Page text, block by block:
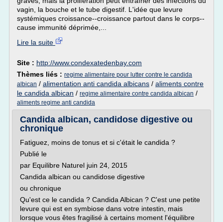
vagin, la bouche et le tube digestif. L'idée que levure
systémiques croissance--croissance partout dans le corps--
cause immunité déprimée,...
Lire la suite
Site : http://www.condexatedenbay.com
Thèmes liés : regime alimentaire pour lutter contre le candida
albican / alimentation anti candida albicans / aliments contre
le candida albican / regime alimentaire contre candida albican /
aliments regime anti candida
Candida albican, candidose digestive ou
chronique
Fatiguez, moins de tonus et si c'était le candida ?
Publié le
par Equilibre Naturel juin 24, 2015
Candida albican ou candidose digestive
ou chronique
Qu'est ce le candida ? Candida Albican ? C'est une petite
levure qui est en symbiose dans votre intestin, mais
lorsque vous êtes fragilisé à certains moment l'équilibre